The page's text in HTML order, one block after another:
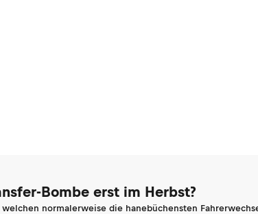
Bombe erst im Herbst?
normalerweise die hanebüchensten